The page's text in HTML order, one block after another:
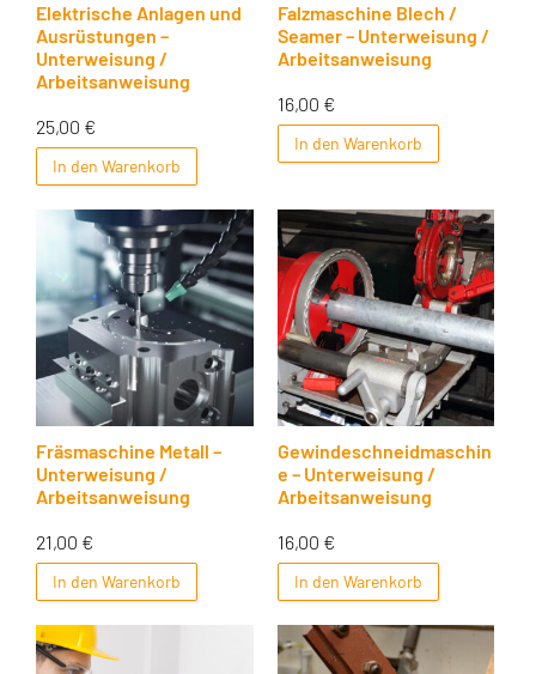
Elektrische Anlagen und
Ausrüstungen –
Unterweisung /
Arbeitsanweisung
25,00 €
In den Warenkorb
Falzmaschine Blech /
Seamer – Unterweisung /
Arbeitsanweisung
16,00 €
In den Warenkorb
Fräsmaschine Metall –
Unterweisung /
Arbeitsanweisung
21,00 €
In den Warenkorb
Gewindeschneidmaschin
e – Unterweisung /
Arbeitsanweisung
16,00 €
In den Warenkorb